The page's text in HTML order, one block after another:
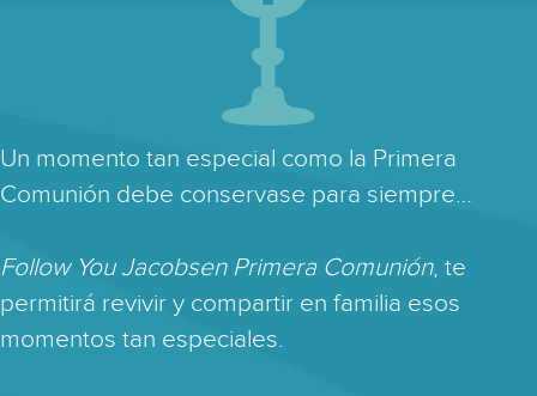
Un momento tan especial como la Primera
Comunión debe conservase para siempre…
Follow You Jacobsen Primera Comunión, te
permitirá revivir y compartir en familia esos
momentos tan especiales.